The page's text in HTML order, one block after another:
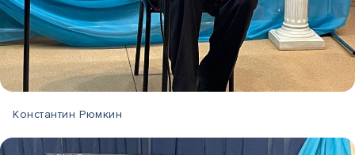
Константин Рюмкин